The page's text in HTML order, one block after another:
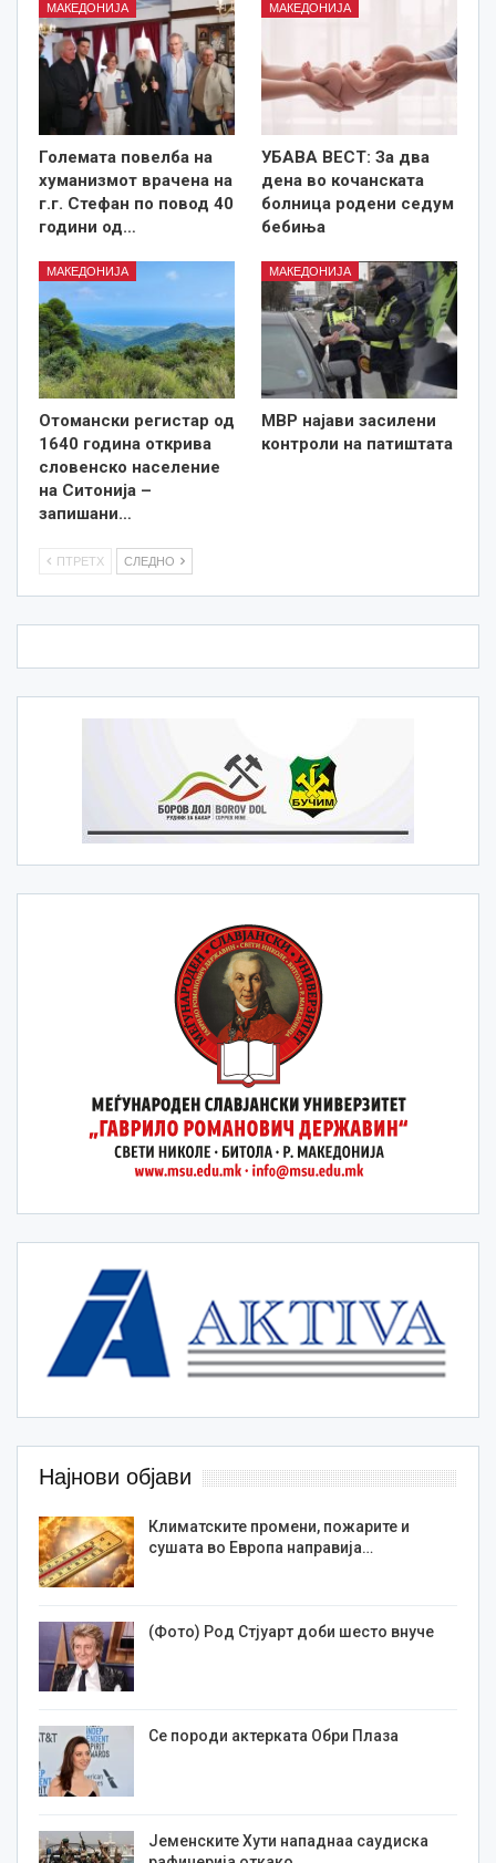
МАКЕДОНИЈА
Големата повелба на
хуманизмот врачена на
г.г. Стефан по повод 40
години од…
МАКЕДОНИЈА
УБАВА ВЕСТ: За два
дена во кочанската
болница родени седум
бебиња
МАКЕДОНИЈА
Отомански регистар од
1640 година открива
словенско население
на Ситонија –
запишани…
МАКЕДОНИЈА
МВР најави засилени
контроли на патиштата
ПТРЕТХ СЛЕДНО
Најнови објави
Климатските промени, пожарите и
сушата во Европа направија…
(Фото) Род Стјуарт доби шесто внуче
Се породи актерката Обри Плаза
Јеменските Хути нападнаа саудиска